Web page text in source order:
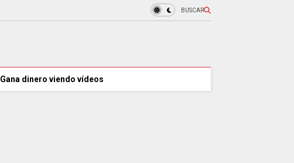
BUSCAR
Gana dinero viendo vídeos